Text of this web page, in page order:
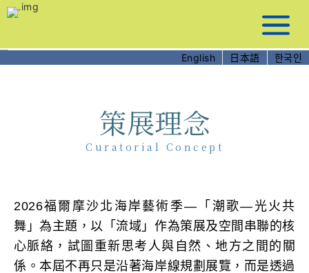
跳
到
要
內
English 日本語 한국인
策展理念
Curatorial Concept
2026福爾摩沙北海岸藝術季—「潮歌—光火共
舞」為主題，以「流域」作為策展及空間串聯的核
心脈絡，試圖重新思考人與自然、地方之間的關
係。本屆不再只是沿著海岸線規劃展覽，而是透過